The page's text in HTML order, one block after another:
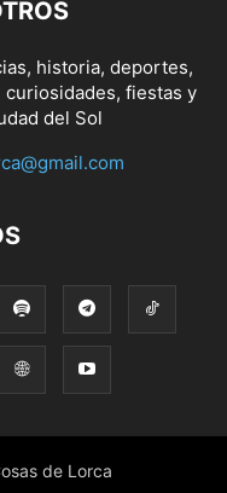
historia, deportes,
fiestas y
del Sol
de Lorca